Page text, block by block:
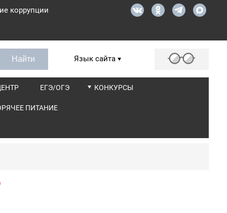
коррупции
Язык сайта
ЕГЭ/ОГЭ КОНКУРСЫ
ПИТАНИЕ